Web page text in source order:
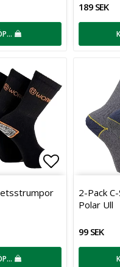
189 SEK
Lägg till i
2-Pack
Polar Ull
99 SEK